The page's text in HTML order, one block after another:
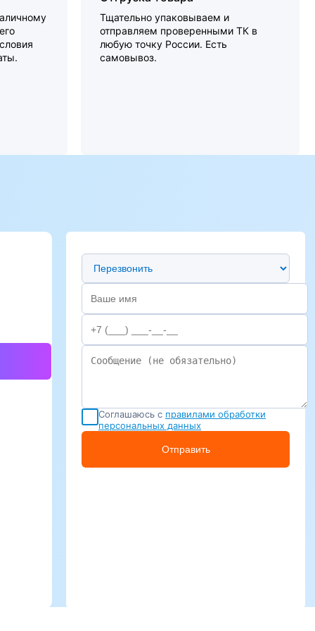
Тщательно упаковываем и
отправляем проверенными ТК в
любую точку России. Есть
самовывоз.
Предпочтительный способ связи
Соглашаюсь с правилами обработки
персональных данных
Отправить